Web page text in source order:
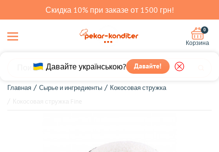
Скидка 10% при заказе от 1500 грн!
Давайте українською? Давайте!
0
Корзина
Главная Сырье и ингредиенты
Кокосовая стружка